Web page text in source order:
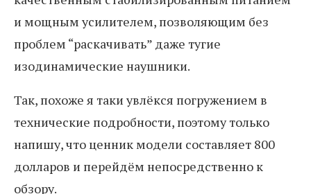
и мощным усилителем, позволяющим без
проблем “раскачивать” даже тугие
изодинамические наушники.
Так, похоже я таки увлёкся погружением в
технические подробности, поэтому только
напишу, что ценник модели составляет 800
долларов и перейдём непосредственно к
обзору.